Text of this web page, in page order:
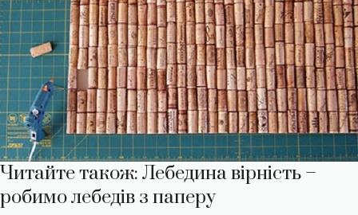
Читайте також: Лебедина вірність –
робимо лебедів з паперу